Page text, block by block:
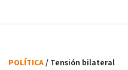
POLÍTICA/ Tensión bilateral